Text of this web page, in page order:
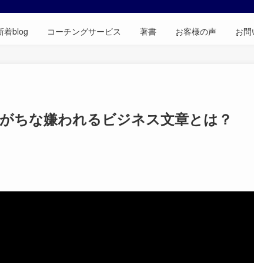
着blog コーチングサービス 著書 お客様の声 お
ちな嫌われるビジネス文章とは？